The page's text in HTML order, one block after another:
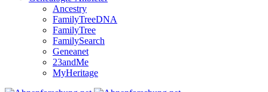
Ancestry
FamilyTreeDNA
FamilyTree
FamilySearch
Geneanet
23andMe
MyHeritage